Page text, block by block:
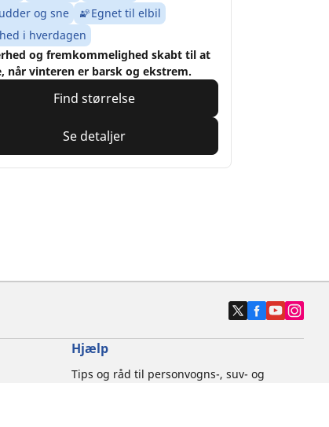
og sne
Egnet til elbil
i hverdagen
og fremkommelighed skabt til at
når vinteren er barsk og ekstrem.
Find størrelse
Se detaljer
Hjælp
Tips og råd til personvogns-, suv- og